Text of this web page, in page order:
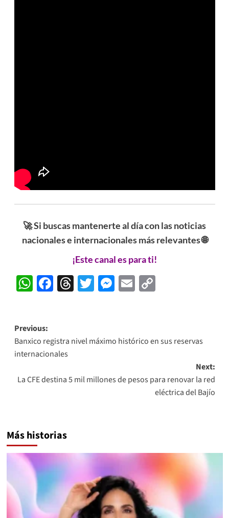
🚀 Si buscas mantenerte al día con las noticias
nacionales e internacionales más relevantes 🌐
¡Este canal es para ti!
WhatsApp
Facebook
Threads
Twitter
Messenger
EmailCopy
Post
navigation
Previous:
Banxico registra nivel máximo histórico en sus reservas
internacionales
Next:
La CFE destina 5 mil millones de pesos para renovar la red
eléctrica del Bajío
Más historias